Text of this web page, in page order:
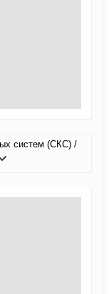
систем (СКС) /